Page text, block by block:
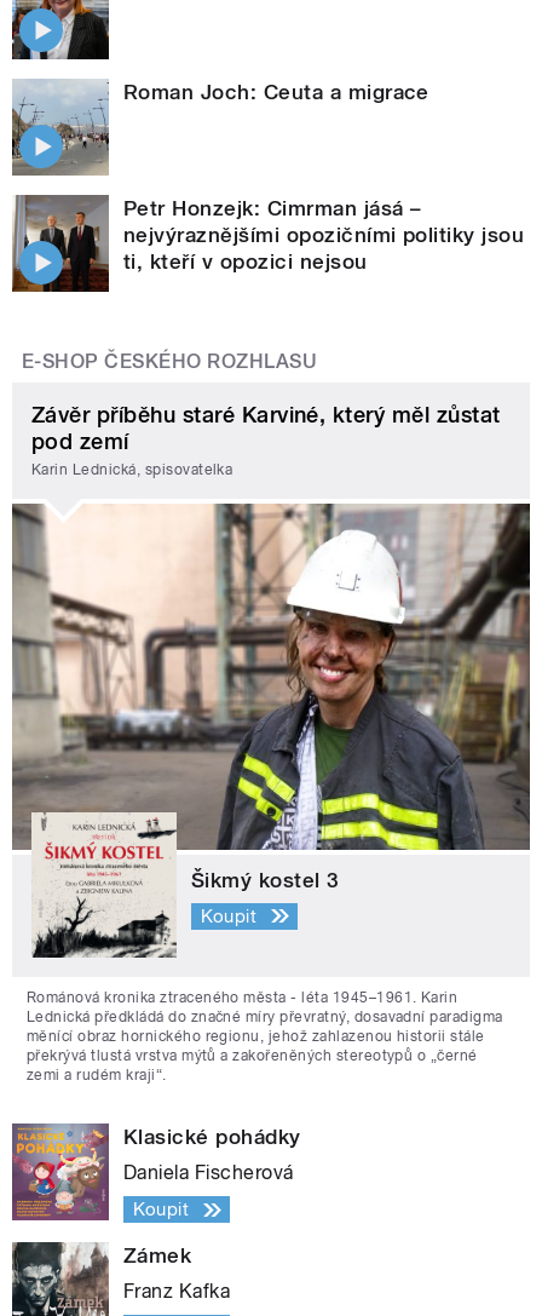
Roman Joch: Ceuta a migrace
Petr Honzejk: Cimrman jásá –
nejvýraznějšími opozičními politiky jsou
ti, kteří v opozici nejsou
E-SHOP ČESKÉHO ROZHLASU
Závěr příběhu staré Karviné, který měl zůstat
pod zemí
Karin Lednická, spisovatelka
Šikmý kostel 3
Koupit
Románová kronika ztraceného města - léta 1945–1961. Karin
Lednická předkládá do značné míry převratný, dosavadní paradigma
měnící obraz hornického regionu, jehož zahlazenou historii stále
překrývá tlustá vrstva mýtů a zakořeněných stereotypů o „černé
zemi a rudém kraji“.
Klasické pohádky
Daniela Fischerová
Koupit
Zámek
Franz Kafka